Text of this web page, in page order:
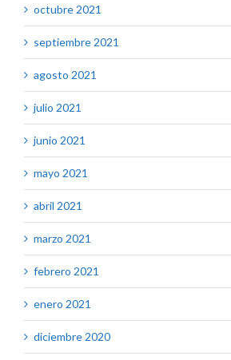
octubre 2021
septiembre 2021
agosto 2021
julio 2021
junio 2021
mayo 2021
abril 2021
marzo 2021
febrero 2021
enero 2021
diciembre 2020